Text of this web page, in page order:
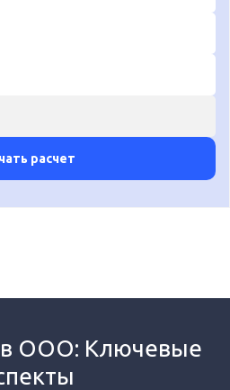
Начать расчет
в ООО: Ключевые